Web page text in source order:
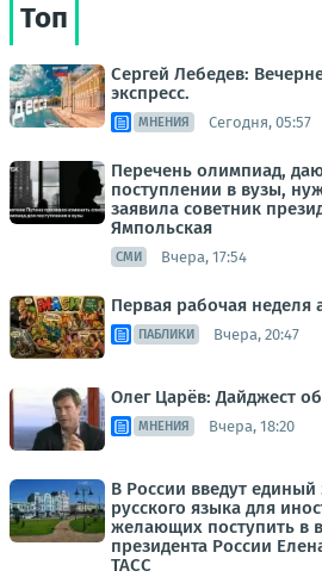
Топ
Сергей Лебедев:
экспресс.
МНЕНИЯ Сегодня, 05:57
Перечень олимпиад,
поступлении в вузы,
заявила советник
Ямпольская
СМИ Вчера, 17:54
Первая рабочая неделя
ПАБЛИКИ Вчера, 20:47
Олег Царёв: Дайджест
МНЕНИЯ Вчера, 18:20
В России введут
русского языка для
желающих поступить в
президента России
ТАСС